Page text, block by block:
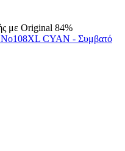
με Original 84%
CYAN - Συμβατό